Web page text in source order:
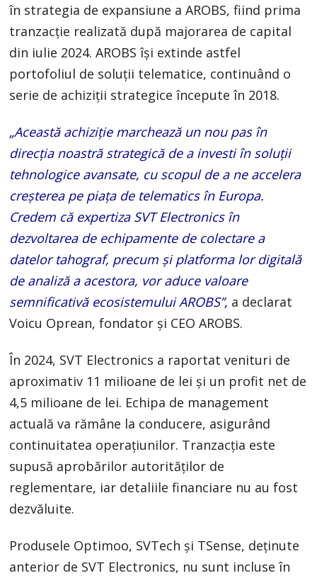
în strategia de expansiune a AROBS, fiind prima
tranzacție realizată după majorarea de capital
din iulie 2024. AROBS își extinde astfel
portofoliul de soluții telematice, continuând o
serie de achiziții strategice începute în 2018.
„Această achiziție marchează un nou pas în
direcția noastră strategică de a investi în soluții
tehnologice avansate, cu scopul de a ne accelera
creșterea pe piața de telematics în Europa.
Credem că expertiza SVT Electronics în
dezvoltarea de echipamente de colectare a
datelor tahograf, precum și platforma lor digitală
de analiză a acestora, vor aduce valoare
semnificativă ecosistemului AROBS”, a declarat
Voicu Oprean, fondator și CEO AROBS.
În 2024, SVT Electronics a raportat venituri de
aproximativ 11 milioane de lei și un profit net de
4,5 milioane de lei. Echipa de management
actuală va rămâne la conducere, asigurând
continuitatea operațiunilor. Tranzacția este
supusă aprobărilor autorităților de
reglementare, iar detaliile financiare nu au fost
dezvăluite.
Produsele Optimoo, SVTech și TSense, deținute
anterior de SVT Electronics, nu sunt incluse în